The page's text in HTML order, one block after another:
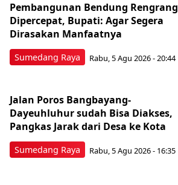
Sumedang Raya
Pembangunan Bendung Rengrang
Dipercepat, Bupati: Agar Segera
Dirasakan Manfaatnya
Rabu, 5 Agu 2026 - 20:44
Sumedang Raya
Jalan Poros Bangbayang-
Dayeuhluhur sudah Bisa Diakses,
Pangkas Jarak dari Desa ke Kota
Rabu, 5 Agu 2026 - 16:35